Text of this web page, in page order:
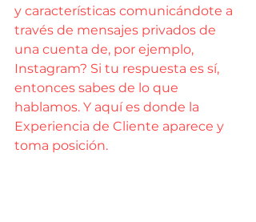
y características comunicándote a
través de mensajes privados de
una cuenta de, por ejemplo,
Instagram? Si tu respuesta es sí,
entonces sabes de lo que
hablamos. Y aquí es donde la
Experiencia de Cliente aparece y
toma posición.